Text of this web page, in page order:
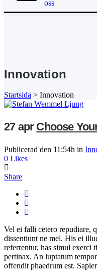
oss
Innovation
Startsida > Innovation
27 apr Choose
Publicerad den 11:54h in
0 Likes
Share
Vel ei falli cetero repudiare,
dissentiunt ne mel. His ei
referrentur, has simul exerci
pertinax. An luptatum
offendit phaedrum est.